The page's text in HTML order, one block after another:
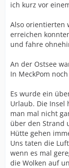
ich kurz vor
Also orientierten
erreichen
und fahre
An der Ostsee
In MeckPom
Es wurde ein
Urlaub. Die Insel
man mal nicht
über den Strand
Hütte gehen
Uns taten die
wenn es mal
die Wolken auf